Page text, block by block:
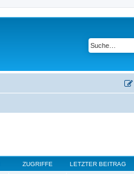
ZUGRIFFE LETZTER BEITRAG